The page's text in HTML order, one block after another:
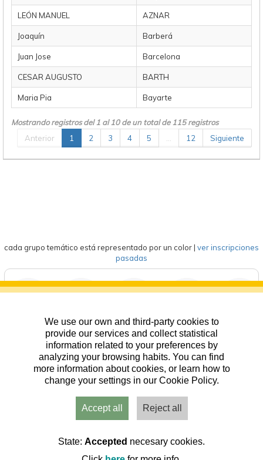
We use our own and third-party cookies to
provide our services and collect statistical
information related to your preferences by
analyzing your browsing habits. You can find
more information about cookies, or learn how to
change your settings in our Cookie Policy.
Accept all Reject all
State: Accepted necesary cookies.
LEÓN MANUEL AZNAR
Joaquín Barberá
Juan Jose Barcelona
CESAR AUGUSTO BARTH
Maria Pia Bayarte
Mostrando registros del 1 al 10 de un total de 115 registros
Anterior
1 2 3 4 5 12 Siguiente
cada grupo temático está representado por un color| ver inscripciones
pasadas
eventos competición formación